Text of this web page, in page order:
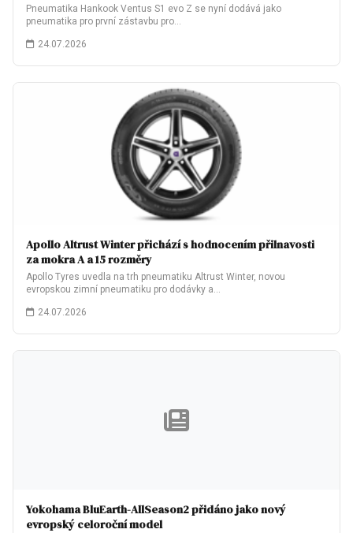
Pneumatika Hankook Ventus S1 evo Z se nyní dodává jako
pneumatika pro první zástavbu pro…
24.07.2026
Apollo Altrust Winter přichází s hodnocením přilnavosti
za mokra A a 15 rozměry
Apollo Tyres uvedla na trh pneumatiku Altrust Winter, novou
evropskou zimní pneumatiku pro dodávky a…
24.07.2026
Yokohama BluEarth-AllSeason2 přidáno jako nový
evropský celoroční model